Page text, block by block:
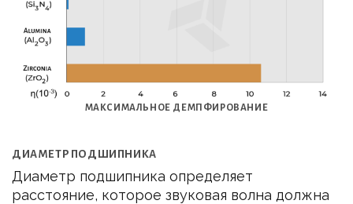
МАКСИМАЛЬНОЕ ДЕМПФИРОВАНИЕ
ДИАМЕТР ПОДШИПНИКА
Диаметр подшипника определяет
расстояние, которое звуковая волна должна